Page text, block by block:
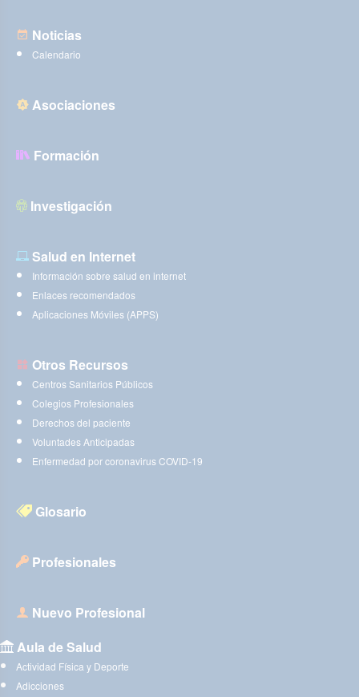
Noticias
Calendario
Asociaciones
Formación
Investigación
Salud en Internet
Información sobre salud en internet
Enlaces recomendados
Aplicaciones Móviles (APPS)
Otros Recursos
Centros Sanitarios Públicos
Colegios Profesionales
Derechos del paciente
Voluntades Anticipadas
Enfermedad por coronavirus COVID-19
Glosario
Profesionales
Nuevo Profesional
Aula de Salud
Actividad Física y Deporte
Adicciones